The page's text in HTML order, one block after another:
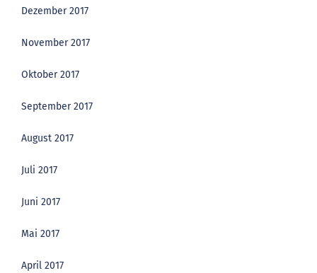
Dezember 2017
November 2017
Oktober 2017
September 2017
August 2017
Juli 2017
Juni 2017
Mai 2017
April 2017